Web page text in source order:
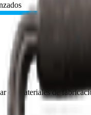
en materiales de